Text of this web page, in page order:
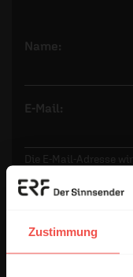
Zustimmung
Name:
E-Mail:
Die E-Mail-Adresse
Kommentar: